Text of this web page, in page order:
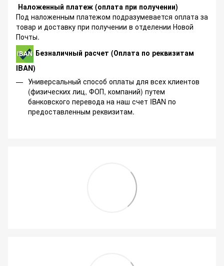
Наложенный платеж (оплата при получении)
Под наложенным платежом подразумевается оплата за
товар и доставку при получении в отделении Новой
Почты.
Безналичный расчет (Оплата по реквизитам
IBAN)
Универсальный способ оплаты для всех клиентов
(физических лиц, ФОП, компаний) путем
банковского перевода на наш счет IBAN по
предоставленным реквизитам.